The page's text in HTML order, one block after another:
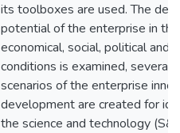
its toolboxes are used. The
potential of the enterprise in
economical, social, political and
conditions is examined, several
scenarios of the enterprise
development are created for
the science and technology